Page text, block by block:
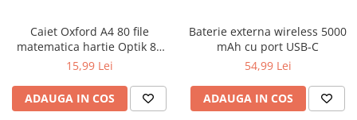
Rucsacuri școlare și casual
Ghiozdane pentru grădinită
Penare
Caiet Oxford A4 80 file
matematica hartie Optik 80
g/mp motiv Teenager
15,99 Lei
ADAUGA IN COS
Baterie externa wireless 5000
mAh cu port USB-C
54,99 Lei
ADAUGA IN COS